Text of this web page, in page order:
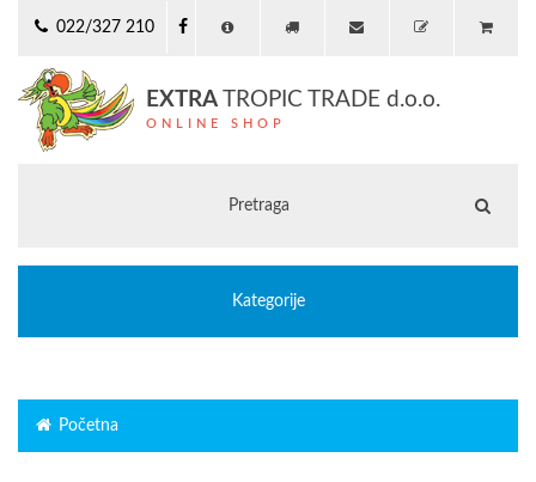
022/327 210
EXTRA TROPIC TRADE d.o.o.
ONLINE SHOP
Kategorije
Početna